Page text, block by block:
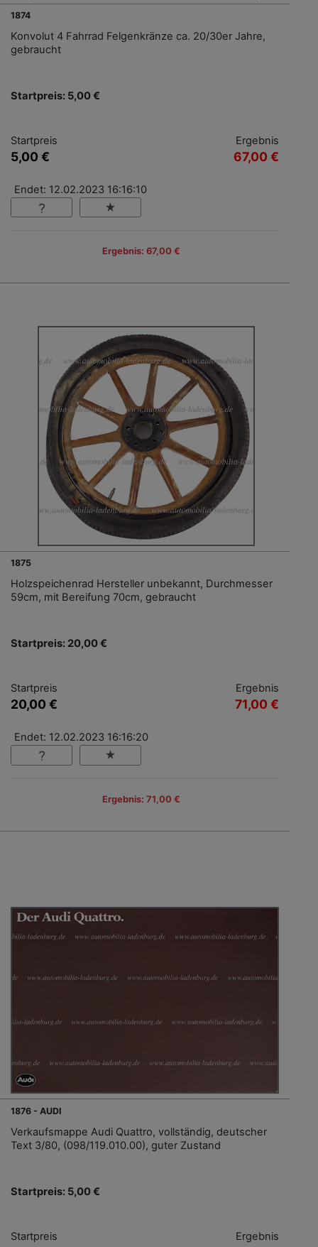
1874
Konvolut 4 Fahrrad Felgenkränze ca. 20/30er Jahre,
gebraucht
Startpreis: 5,00 €
Startpreis
5,00 €
Ergebnis
67,00 €
Endet: 12.02.2023 16:16:10
Ergebnis: 67,00 €
1875
Holzspeichenrad Hersteller unbekannt, Durchmesser
59cm, mit Bereifung 70cm, gebraucht
Startpreis: 20,00 €
Startpreis
20,00 €
Ergebnis
71,00 €
Endet: 12.02.2023 16:16:20
Ergebnis: 71,00 €
1876 - AUDI
Verkaufsmappe Audi Quattro, vollständig, deutscher
Text 3/80, (098/119.010.00), guter Zustand
Startpreis: 5,00 €
Startpreis Ergebnis